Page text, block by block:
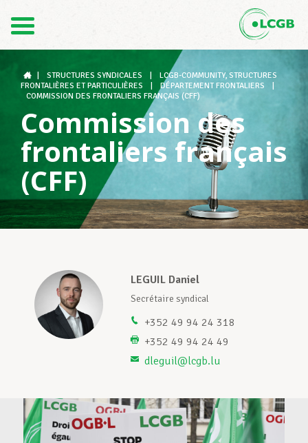
DE
Le LCGB
Structures syndicales
Assistance au Travail
Vos droits
Assistance en vie privée
Développement professionnel
STRUCTURES SYNDICALES
LCGB-COMMUNITY, STRUCTURES
FRONTALIÈRES ET PARTICULIÈRES
DÉPARTEMENT FRONTALIERS
COMMISSION DES FRONTALIERS FRANÇAIS (CFF)
Commission des
frontaliers français
(CFF)
LEGUIL Daniel
Secrétaire syndical
+352 49 94 24 318
+352 49 94 24 49
dleguil@lcgb.lu